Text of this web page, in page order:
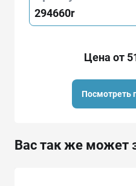
294660r
Цена от
Посмотреть
Вас так же может